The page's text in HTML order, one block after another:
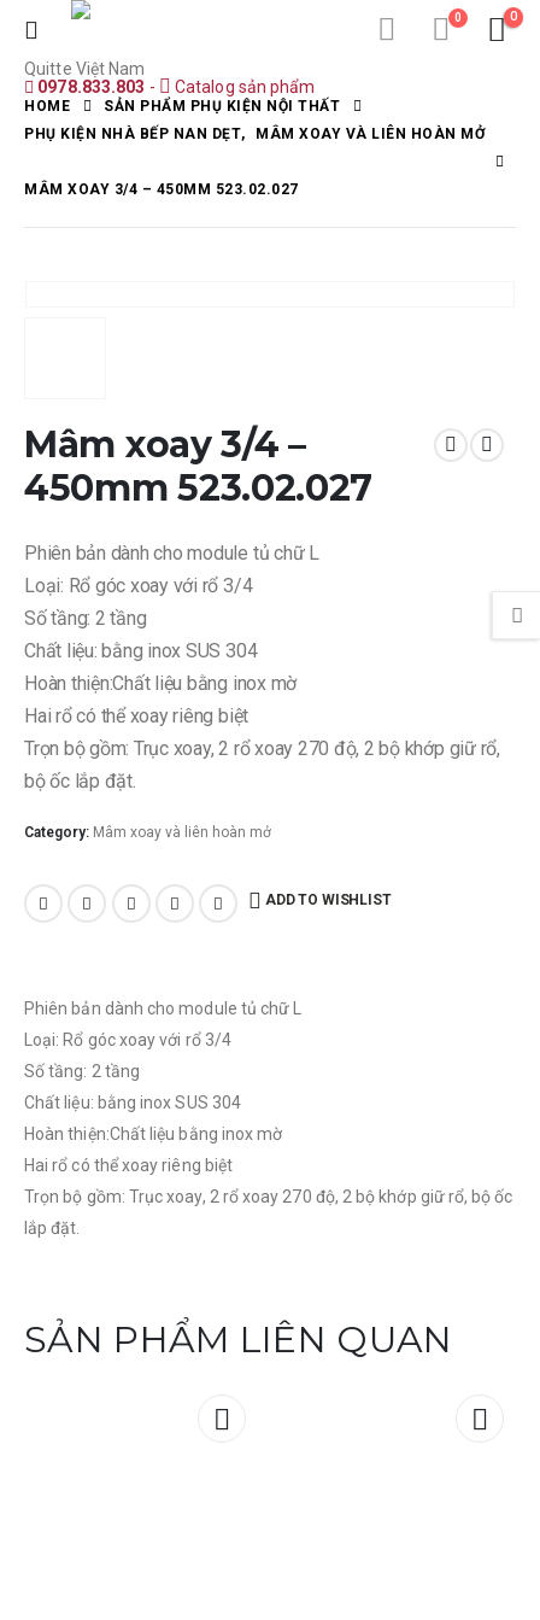
0 0
Quitte Việt Nam
0978.833.803 - Catalog sản phẩm
HOME
SẢN PHẨM PHỤ KIỆN NỘI THẤT
PHỤ KIỆN NHÀ BẾP NAN DẸT, MÂM XOAY VÀ LIÊN HOÀN MỞ
MÂM XOAY 3/4 – 450MM 523.02.027
Mâm xoay 3/4 –
450mm 523.02.027
Phiên bản dành cho module tủ chữ L
Loại: Rổ góc xoay với rổ 3/4
Số tầng: 2 tầng
Chất liệu: bằng inox SUS 304
Hoàn thiện:Chất liệu bằng inox mờ
Hai rổ có thể xoay riêng biệt
Trọn bộ gồm: Trục xoay, 2 rổ xoay 270 độ, 2 bộ khớp giữ rổ,
bộ ốc lắp đặt.
Category: Mâm xoay và liên hoàn mở
ADD TO WISHLIST
Phiên bản dành cho module tủ chữ L
Loại: Rổ góc xoay với rổ 3/4
Số tầng: 2 tầng
Chất liệu: bằng inox SUS 304
Hoàn thiện:Chất liệu bằng inox mờ
Hai rổ có thể xoay riêng biệt
Trọn bộ gồm: Trục xoay, 2 rổ xoay 270 độ, 2 bộ khớp giữ rổ, bộ ốc
lắp đặt.
SẢN PHẨM LIÊN QUAN